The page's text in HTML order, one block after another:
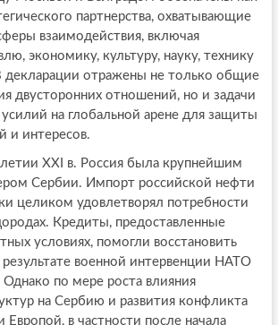
партнерства, охватывающие
взаимодействия, включая
экономику, культуру, науку, технику
декларации отражены не только общие
двусторонних отношений, но и задачи
на глобальной арене для защиты
и интересов.
XXI в. Россия была крупнейшим
Сербии. Импорт российской нефти
целиком удовлетворял потребности
Кредиты, предоставленные
условиях, помогли восстановить
военной интервенции НАТО
Однако по мере роста влияния
на Сербию и развития конфликта
в частности после начала